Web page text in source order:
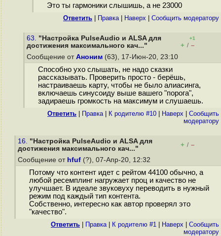
Это ты гармоники слышишь, а не 23000
Ответить Правка| Наверх Cообщить модератору
63. "Настройка PulseAudio и ALSA для
достижения максимального кач..."
+1
+ / –
Сообщение от Аноним (63), 17-Июн-20, 23:10
Способно ухо слышать, не надо сказки
рассказывать. Проверить просто - берёшь,
настраиваешь карту, чтобы не было алиасинга,
включаешь синусоиду выше вашего "порога",
задираешь громкость на максимум и слушаешь.
Ответить Правка| К родителю #10 Наверх
Cообщить
модератору
16. "Настройка PulseAudio и ALSA для
достижения максимального кач..."
+ / –
Сообщение от hfuf (?), 07-Апр-20, 12:32
Потому что контент идет с рейтом 44100 обычно, а
любой ресемплинг нагружает проц и качество не
улучшает. В идеале звуковуху переводить в нужный
режим под каждый тип контента.
Собственно, интересно как автор проверял это
"качество".
Ответить Правка| К родителю #1 Наверх
Cообщить
модератору